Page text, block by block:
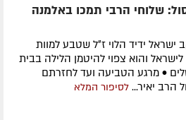
שלוחי הרבי תמכו באלמנה
יעקב ישראל ידיד הלוי ז״ל שטבע למוות
והוא צפוי להיטמן הלילה בבית
• מרגע הטביעה ועד לחזרתם
הרב יאיר... לסיפור המלא